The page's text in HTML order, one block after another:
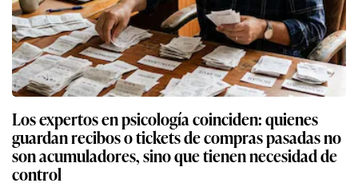
Los expertos en psicología coinciden: quienes
guardan recibos o tickets de compras pasadas no
son acumuladores, sino que tienen necesidad de
control